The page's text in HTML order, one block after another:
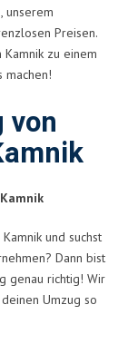
unserem
Preisen.
zu einem
machen!
von
und suchst
Dann bist
genau richtig! Wir
Umzug so